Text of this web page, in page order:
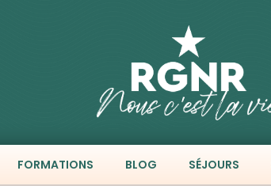
FORMATIONS BLOG SÉJOURS